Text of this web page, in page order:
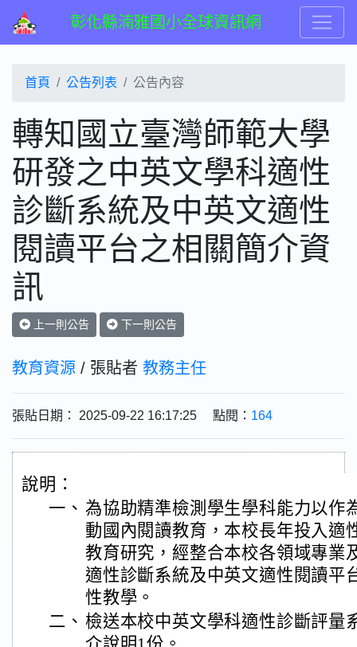
彰化縣湳雅國小全球資訊網
首頁 公告列表 公告內容
轉知國立臺灣師範大學
研發之中英文學科適性
診斷系統及中英文適性
閱讀平台之相關簡介資
訊
上一則公告 下一則公告
教育資源 / 張貼者 教務主任
張貼日期： 2025-09-22 16:17:25 點閱： 164
說明：
一、 為協助精準檢測學生學科能力以作
動國內閱讀教育，本校長年投入適
教育研究，經整合本校各領域專業
適性診斷系統及中英文適性閱讀平
性教學。
二、 檢送本校中英文學科適性診斷評量